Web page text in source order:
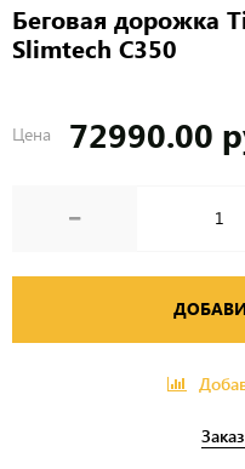
Беговая дорожка
Slimtech C350
Цена 72990.00